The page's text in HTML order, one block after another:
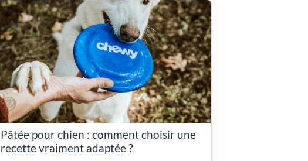
Pâtée pour chien : comment choisir une
recette vraiment adaptée ?